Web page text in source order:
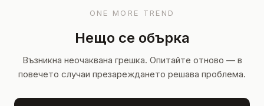
ONE MORE TREND
Нещо се обърка
Възникна неочаквана грешка. Опитайте отново — в
повечето случаи презареждането решава проблема.